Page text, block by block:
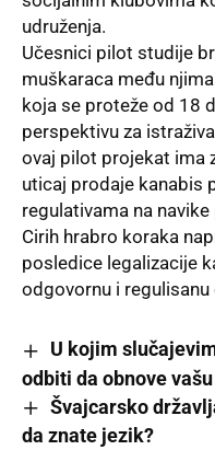
udruženja.
Učesnici pilot studije
muškaraca među
koja se proteže od 18
perspektivu za
ovaj pilot projekat ima
uticaj prodaje kanabis
regulativama na
Cirih hrabro koraka
posledice legalizacije
odgovornu i
U kojim
odbiti da obnove
Švajcarsko
da znate jezik?